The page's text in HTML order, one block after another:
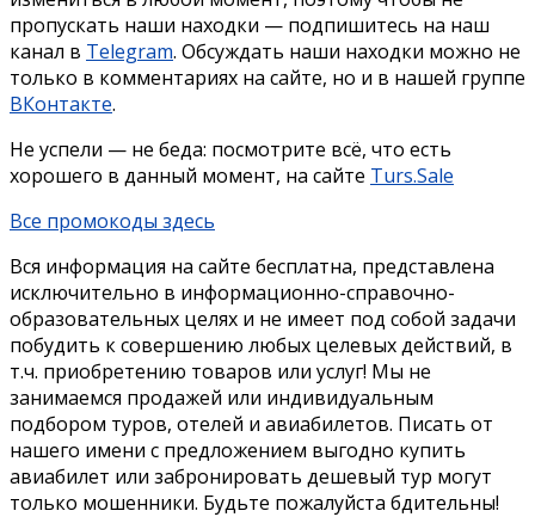
пропускать наши находки — подпишитесь на наш
канал в Telegram. Обсуждать наши находки можно не
только в комментариях на сайте, но и в нашей группе
ВКонтакте.
Не успели — не беда: посмотрите всё, что есть
хорошего в данный момент, на сайте Turs.Sale
Все промокоды здесь
Вся информация на сайте бесплатна, представлена
исключительно в информационно-справочно-
образовательных целях и не имеет под собой задачи
побудить к совершению любых целевых действий, в
т.ч. приобретению товаров или услуг! Мы не
занимаемся продажей или индивидуальным
подбором туров, отелей и авиабилетов. Писать от
нашего имени с предложением выгодно купить
авиабилет или забронировать дешевый тур могут
только мошенники. Будьте пожалуйста бдительны!